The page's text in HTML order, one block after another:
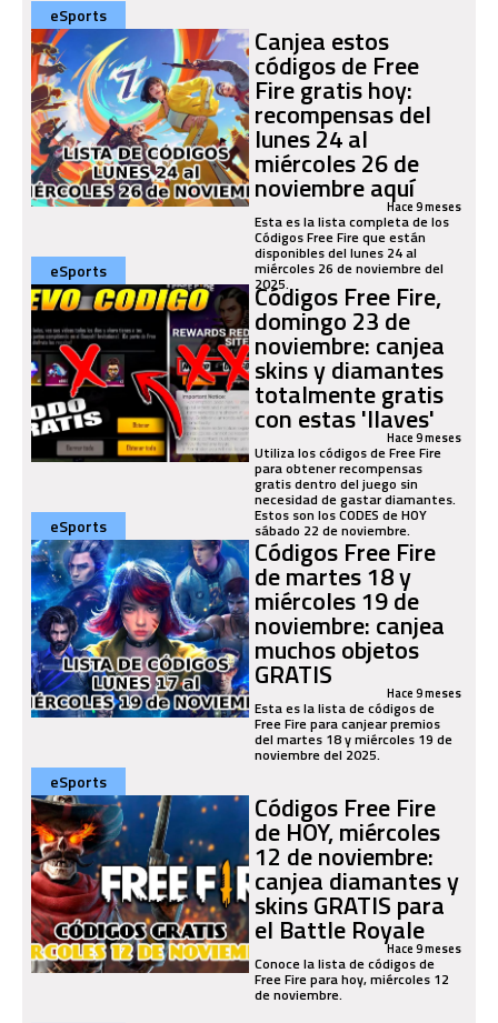
eSports
Canjea estos
códigos de Free
Fire gratis hoy:
recompensas del
lunes 24 al
miércoles 26 de
noviembre aquíHace 9 meses
Esta es la lista completa de los
Códigos Free Fire que están
disponibles del lunes 24 al
miércoles 26 de noviembre del
2025.
eSports
Códigos Free Fire,
domingo 23 de
noviembre: canjea
skins y diamantes
totalmente gratis
con estas 'llaves'
Hace 9 meses
Utiliza los códigos de Free Fire
para obtener recompensas
gratis dentro del juego sin
necesidad de gastar diamantes.
Estos son los CODES de HOY
sábado 22 de noviembre.
eSports
Códigos Free Fire
de martes 18 y
miércoles 19 de
noviembre: canjea
muchos objetos
GRATIS Hace 9 meses
Esta es la lista de códigos de
Free Fire para canjear premios
del martes 18 y miércoles 19 de
noviembre del 2025.
eSports
Códigos Free Fire
de HOY, miércoles
12 de noviembre:
canjea diamantes y
skins GRATIS para
el Battle RoyaleHace 9 meses
Conoce la lista de códigos de
Free Fire para hoy, miércoles 12
de noviembre.